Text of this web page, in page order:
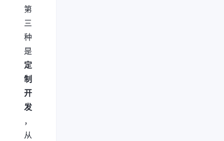
第
三
种
是
定
制
开
发
，
从